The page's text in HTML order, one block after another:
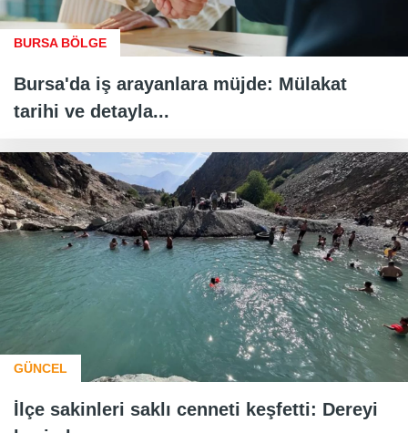
BURSA BÖLGE
Bursa'da iş arayanlara müjde: Mülakat
tarihi ve detayla...
GÜNCEL
İlçe sakinleri saklı cenneti keşfetti: Dereyi